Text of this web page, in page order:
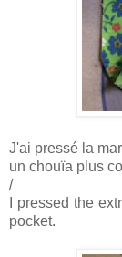
J'ai pressé la
un chouïa plus
/
I pressed the
pocket.